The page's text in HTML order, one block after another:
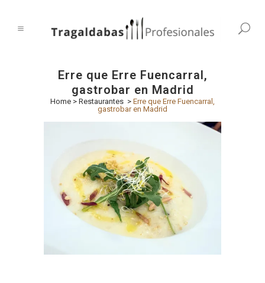
Erre que Erre Fuencarral,
gastrobar en Madrid
Home > Restaurantes > Erre que Erre Fuencarral,
gastrobar en Madrid